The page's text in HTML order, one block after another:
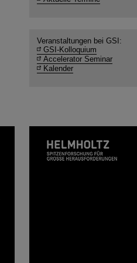
Veranstaltungen bei GSI:
GSI-Kolloquium
Accelerator Seminar
Kalender